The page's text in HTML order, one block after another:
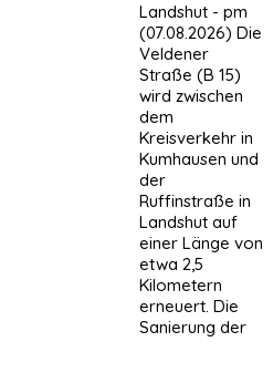
Landshut - pm
(07.08.2026) Die
Veldener
Straße (B 15)
wird zwischen
dem
Kreisverkehr in
Kumhausen und
der
Ruffinstraße in
Landshut auf
einer Länge von
etwa 2,5
Kilometern
erneuert. Die
Sanierung der